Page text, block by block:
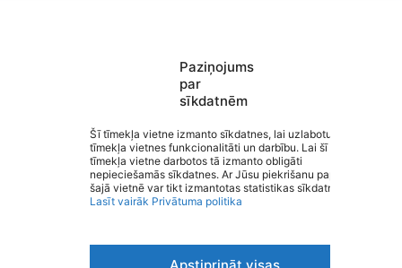
Paziņojums
par
sīkdatnēm
Šī tīmekļa vietne izmanto sīkdatnes, lai uzlabotu
tīmekļa vietnes funkcionalitāti un darbību. Lai šī
tīmekļa vietne darbotos tā izmanto obligāti
nepieciešamās sīkdatnes. Ar Jūsu piekrišanu papildus
šajā vietnē var tikt izmantotas statistikas sīkdatnes.
Lasīt vairāk Privātuma politika
Apstiprināt visas
Valmieras pirmsskolas izglītības